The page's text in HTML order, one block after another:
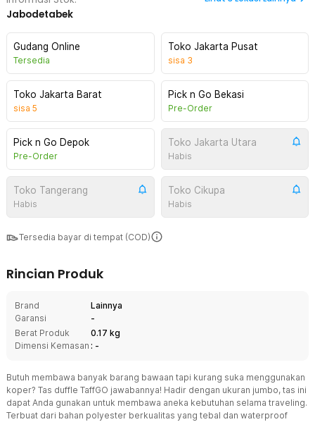
Jabodetabek
Gudang Online
Tersedia
Toko Jakarta Pusat
sisa 3
Toko Jakarta Barat
sisa 5
Pick n Go Bekasi
Pre-Order
Pick n Go Depok
Pre-Order
Toko Jakarta Utara
Habis
Toko Tangerang
Habis
Toko Cikupa
Habis
Tersedia bayar di tempat (COD)
Rincian Produk
Brand
Lainnya
Garansi
-
Berat Produk
0.17 kg
Dimensi Kemasan : -
Butuh membawa banyak barang bawaan tapi kurang suka menggunakan
koper? Tas duffle TaffGO jawabannya! Hadir dengan ukuran jumbo, tas ini
dapat Anda gunakan untuk membawa aneka kebutuhan selama traveling.
Terbuat dari bahan polyester berkualitas yang tebal dan waterproof